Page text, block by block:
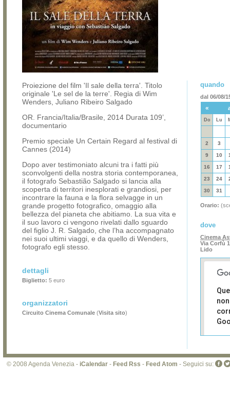
Proiezione del film 'Il sale della terra'. Titolo
originale 'Le sel de la terre'. Regia di Wim
Wenders, Juliano Ribeiro Salgado
OR. Francia/Italia/Brasile, 2014 Durata 109’,
documentario
Premio speciale Un Certain Regard al festival di
Cannes (2014)
Dopo aver testimoniato alcuni tra i fatti più
sconvolgenti della nostra storia contemporanea,
il fotografo Sebastião Salgado si lancia alla
scoperta di territori inesplorati e grandiosi, per
incontrare la fauna e la flora selvagge in un
grande progetto fotografico, omaggio alla
bellezza del pianeta che abitiamo. La sua vita e
il suo lavoro ci vengono rivelati dallo sguardo
del figlio J. R. Salgado, che l’ha accompagnato
nei suoi ultimi viaggi, e da quello di Wenders,
fotografo egli stesso.
dettagli
Biglietto: 5 euro
organizzatori
Circuito Cinema Comunale (Visita sito)
quando
dal 06/08/
«
Do Lu
2 3
9 10
16 17
23 24
30 31
Orario:
dove
Cinema
Via Corfù
Lido
di
sito
© 2008 Agenda Venezia - iCalendar - Feed Rss - Feed Atom - Seguici su: